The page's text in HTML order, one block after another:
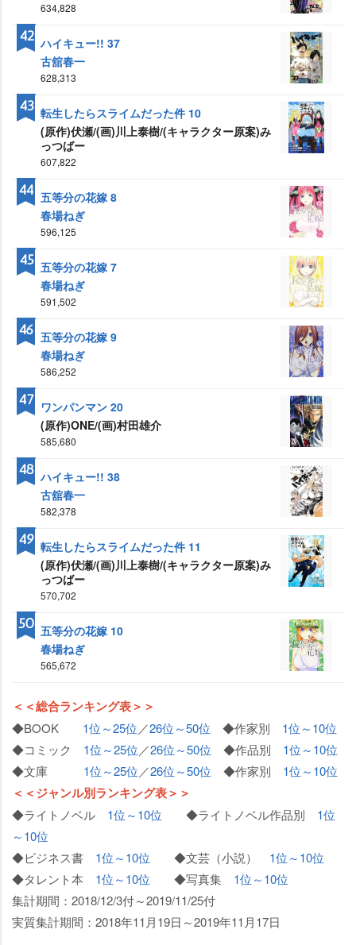
634,828
ハイキュー!! 37
古舘春一
628,313
42
転生したらスライムだった件 10
(原作)伏瀬/(画)川上泰樹/(キャラクター原案)み
っつばー
607,822
43
五等分の花嫁 8
春場ねぎ
596,125
44
五等分の花嫁 7
春場ねぎ
591,502
45
五等分の花嫁 9
春場ねぎ
586,252
46
ワンパンマン 20
(原作)ONE/(画)村田雄介
585,680
47
ハイキュー!! 38
古舘春一
582,378
48
転生したらスライムだった件 11
(原作)伏瀬/(画)川上泰樹/(キャラクター原案)み
っつばー
570,702
49
五等分の花嫁 10
春場ねぎ
565,672
50
＜＜総合ランキング表＞＞
◆BOOK 1位～25位／26位～50位 ◆作家別 1位～10位
◆コミック 1位～25位／26位～50位 ◆作品別 1位～10位
◆文庫 1位～25位／26位～50位 ◆作家別 1位～10位
＜＜ジャンル別ランキング表＞＞
◆ライトノベル 1位～10位 ◆ライトノベル作品別 1位
～10位
◆ビジネス書 1位～10位 ◆文芸（小説） 1位～10位
◆タレント本 1位～10位 ◆写真集 1位～10位
集計期間：2018/12/3付～2019/11/25付
実質集計期間：2018年11月19日～2019年11月17日